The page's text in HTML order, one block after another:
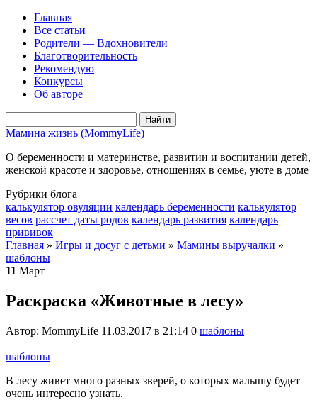
Главная
Все статьи
Родители — Вдохновители
Благотворительность
Рекомендую
Конкурсы
Об авторе
Мамина жизнь (MommyLife)
О беременности и материнстве, развитии и воспитании детей,
женской красоте и здоровье, отношениях в семье, уюте в доме
Рубрики блога
калькулятор овуляции календарь беременности калькулятор
весов рассчет даты родов календарь развития календарь
прививок
Главная » Игры и досуг с детьми » Мамины выручалки »
шаблоны
11 Март
Раскраска «Животные в лесу»
Автор: MommyLife 11.03.2017 в 21:14 0 шаблоны
шаблоны
В лесу живет много разных зверей, о которых малышу будет
очень интересно узнать.